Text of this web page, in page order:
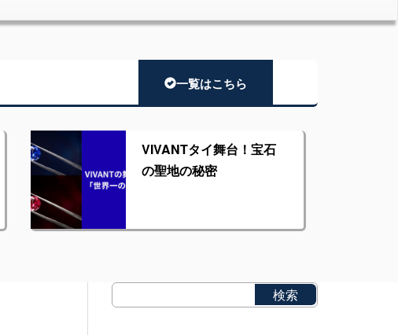
一覧はこちら
VIVANTタイ舞台！宝石
の聖地の秘密